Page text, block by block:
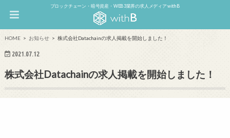
ブロックチェーン・暗号資産・WEB3業界の求人メディア withB
HOME お知らせ 株式会社Datachainの求人掲載を開始しました！
2021.07.12
株式会社Datachainの求人掲載を開始しました！